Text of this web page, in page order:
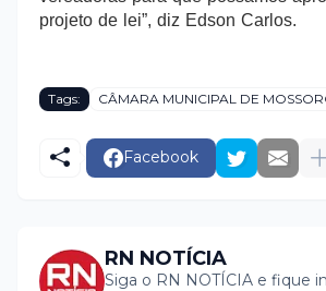
projeto de lei”, diz Edson Carlos.
Tags: CÂMARA MUNICIPAL DE
Facebook
RN NOTÍCIA
Siga o RN NOTÍCIA e fique